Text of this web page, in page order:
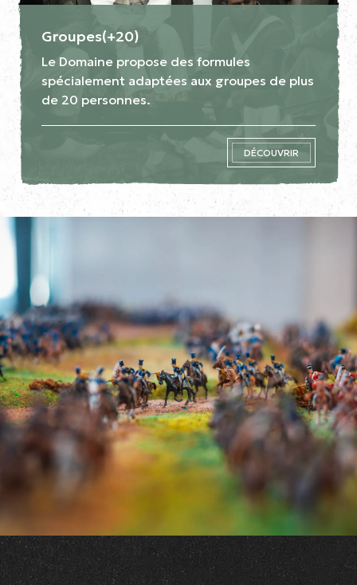
Groupes(+20)
Le Domaine propose des formules
spécialement adaptées aux groupes de plus
de 20 personnes.
DÉCOUVRIR